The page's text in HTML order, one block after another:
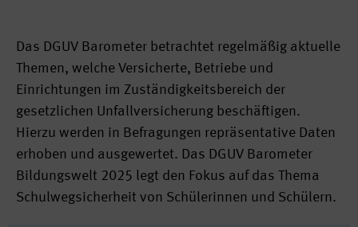
Das DGUV Barometer betrachtet regelmäßig aktuelle
Themen, welche Versicherte, Betriebe und
Einrichtungen im Zuständigkeitsbereich der
gesetzlichen Unfallversicherung beschäftigen.
Hierzu werden in Befragungen repräsentative Daten
erhoben und ausgewertet. Das DGUV Barometer
Bildungswelt 2025 legt den Fokus auf das Thema
Schulwegsicherheit von Schülerinnen und Schülern.